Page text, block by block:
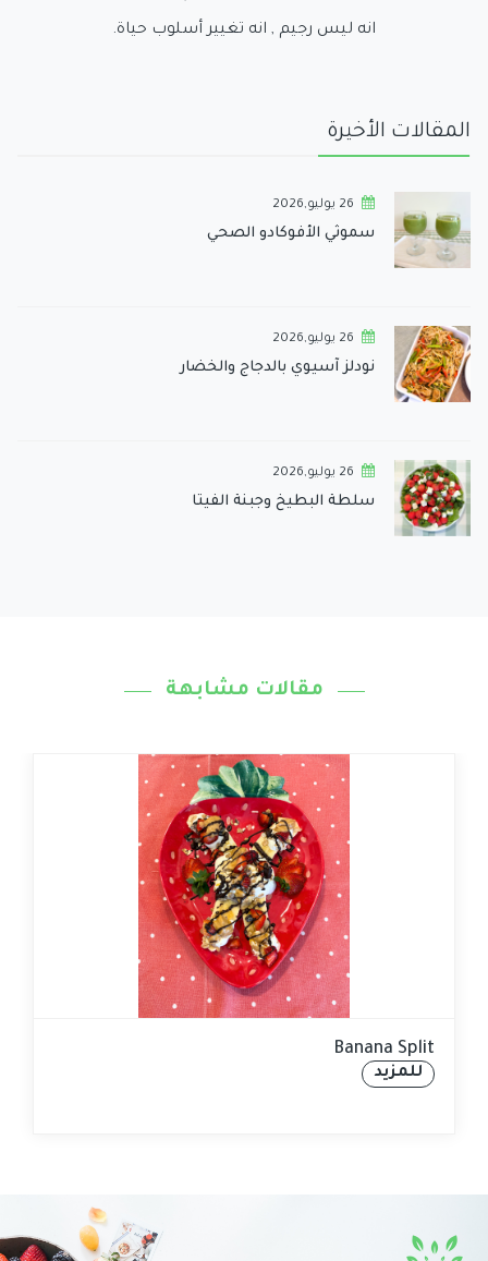
انه ليس رجيم , انه تغيير أسلوب حياة.
المقالات الأخيرة
26 يوليو,2026
سموثي الأفوكادو الصحي
26 يوليو,2026
نودلز آسيوي بالدجاج والخضار
26 يوليو,2026
سلطة البطيخ وجبنة الفيتا
مقالات مشابهة